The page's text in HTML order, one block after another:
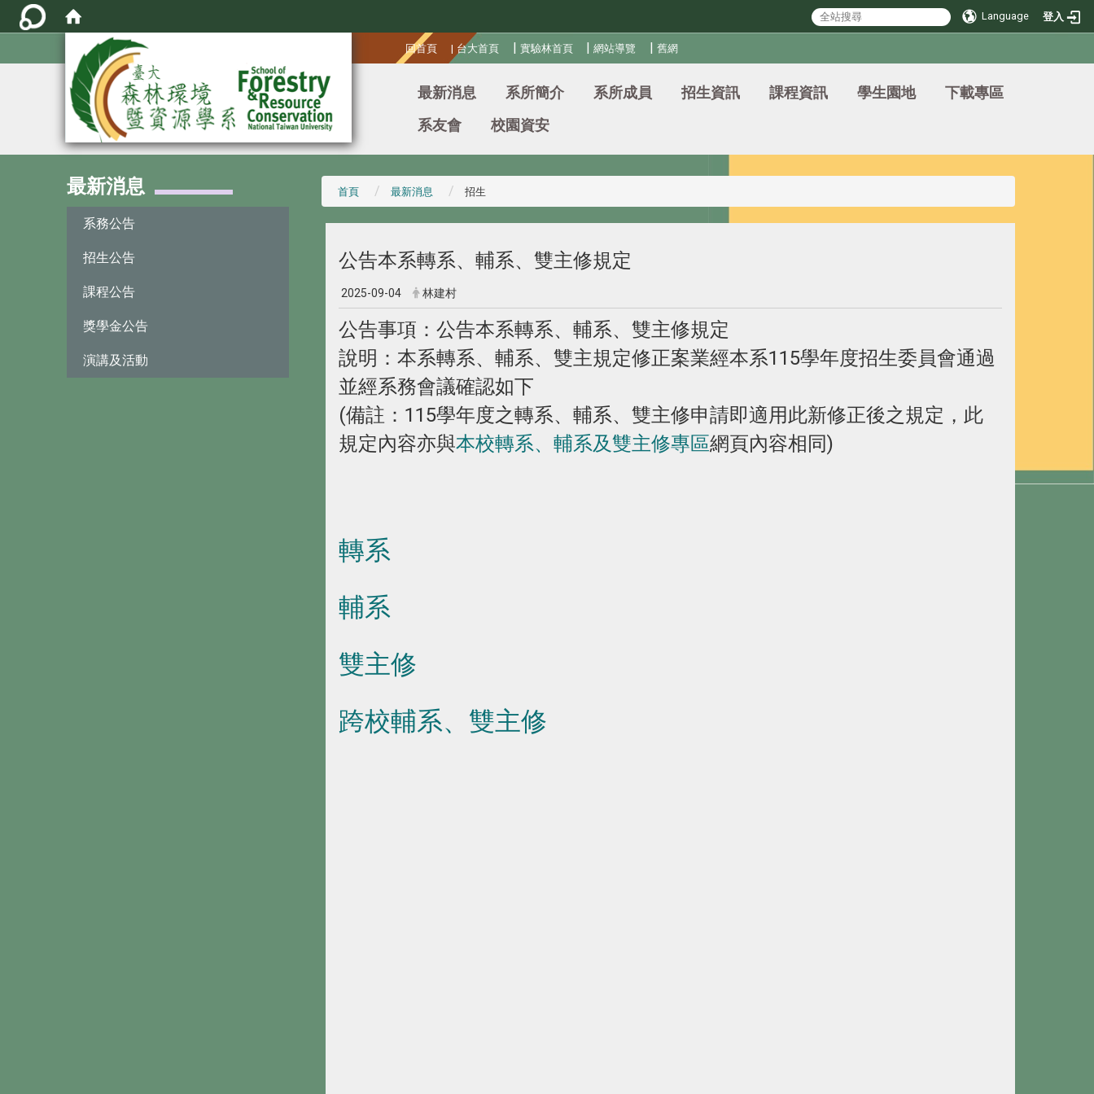
Language 登入
回首頁 | 台大首頁 | 實驗林首頁 |網站導覽 |舊網
最新消息 系所簡介 系所成員 招生資訊 課程資訊 學生園地
下載專區
系友會
校園資安
最新消息
系務公告
招生公告
課程公告
獎學金公告
演講及活動
首頁 最新消息 招生
公告本系轉系、輔系、雙主修規定
2025-09-04 林建村
公告事項：公告本系轉系、輔系、雙主修規定
說明：本系轉系、輔系、雙主規定修正案業經本系115學年度招生委員會通過
並經系務會議確認如下
(備註：115學年度之轉系、輔系、雙主修申請即適用此新修正後之規定，此
規定內容亦與本校轉系、輔系及雙主修專區網頁內容相同)
轉系
輔系
雙主修
跨校輔系、雙主修